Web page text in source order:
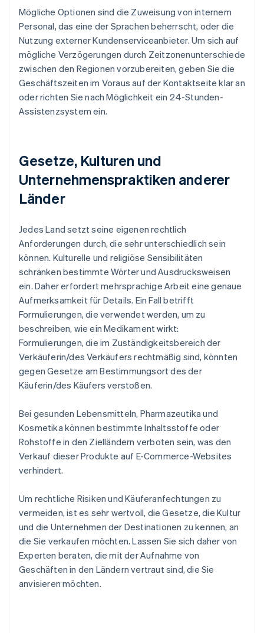
Mögliche Optionen sind die Zuweisung von internem
Personal, das eine der Sprachen beherrscht, oder die
Nutzung externer Kundenserviceanbieter. Um sich auf
mögliche Verzögerungen durch Zeitzonenunterschiede
zwischen den Regionen vorzubereiten, geben Sie die
Geschäftszeiten im Voraus auf der Kontaktseite klar an
oder richten Sie nach Möglichkeit ein 24-Stunden-
Assistenzsystem ein.
Gesetze, Kulturen und
Unternehmenspraktiken anderer
Länder
Jedes Land setzt seine eigenen rechtlich
Anforderungen durch, die sehr unterschiedlich sein
können. Kulturelle und religiöse Sensibilitäten
schränken bestimmte Wörter und Ausdrucksweisen
ein. Daher erfordert mehrsprachige Arbeit eine genaue
Aufmerksamkeit für Details. Ein Fall betrifft
Formulierungen, die verwendet werden, um zu
beschreiben, wie ein Medikament wirkt:
Formulierungen, die im Zuständigkeitsbereich der
Verkäuferin/des Verkäufers rechtmäßig sind, könnten
gegen Gesetze am Bestimmungsort des der
Käuferin/des Käufers verstoßen.
Bei gesunden Lebensmitteln, Pharmazeutika und
Kosmetika können bestimmte Inhaltsstoffe oder
Rohstoffe in den Zielländern verboten sein, was den
Verkauf dieser Produkte auf E-Commerce-Websites
verhindert.
Um rechtliche Risiken und Käuferanfechtungen zu
vermeiden, ist es sehr wertvoll, die Gesetze, die Kultur
und die Unternehmen der Destinationen zu kennen, an
die Sie verkaufen möchten. Lassen Sie sich daher von
Experten beraten, die mit der Aufnahme von
Geschäften in den Ländern vertraut sind, die Sie
anvisieren möchten.